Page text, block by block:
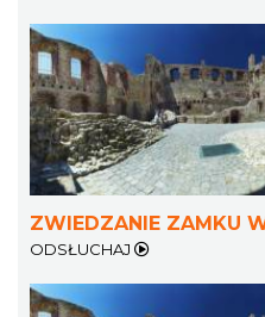
ZWIEDZANIE ZAMKU
ODSŁUCHAJ